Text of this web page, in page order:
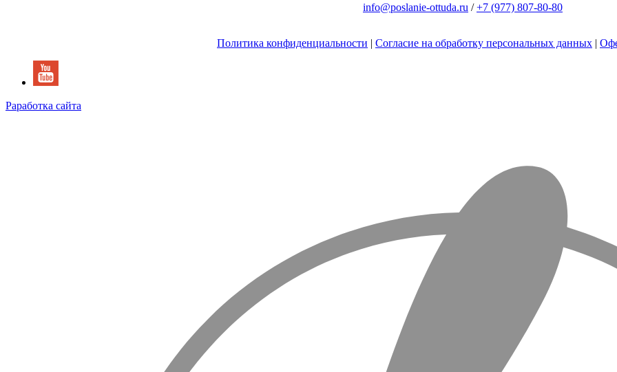
info@poslanie-ottuda.ru /+7 (977) 807-80-80
Политика конфиденциальности | Согласие на обработку персональных данных |
Раработка сайта